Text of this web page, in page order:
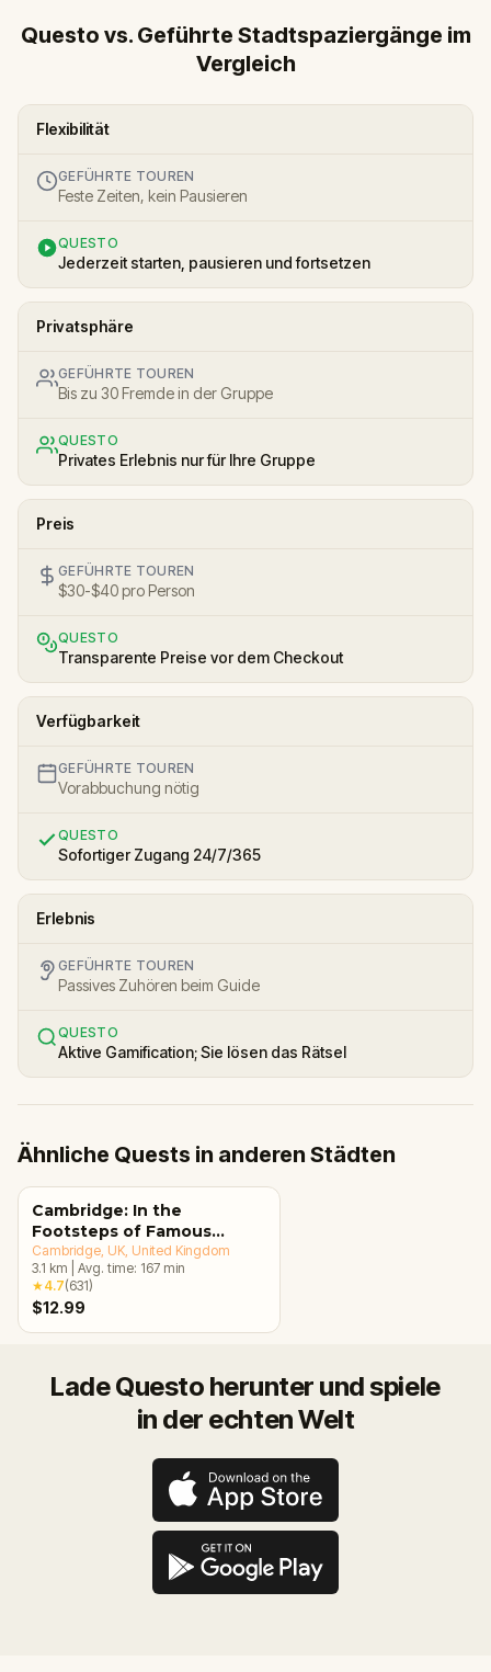
Questo vs. Geführte Stadtspaziergänge im
Vergleich
Flexibilität
GEFÜHRTE TOUREN
Feste Zeiten, kein Pausieren
QUESTO
Jederzeit starten, pausieren und fortsetzen
Privatsphäre
GEFÜHRTE TOUREN
Bis zu 30 Fremde in der Gruppe
QUESTO
Privates Erlebnis nur für Ihre Gruppe
Preis
GEFÜHRTE TOUREN
$30-$40 pro Person
QUESTO
Transparente Preise vor dem Checkout
Verfügbarkeit
GEFÜHRTE TOUREN
Vorabbuchung nötig
QUESTO
Sofortiger Zugang 24/7/365
Erlebnis
GEFÜHRTE TOUREN
Passives Zuhören beim Guide
QUESTO
Aktive Gamification; Sie lösen das Rätsel
Ähnliche Quests in anderen Städten
Cambridge: In the
Footsteps of Famous
Alumni Walking Tour &
Escape Game
Cambridge, UK , United Kingdom
3.1 km Avg. time: 167 min
★4.7(631)
$12.99
Lade Questo herunter und spiele
in der echten Welt